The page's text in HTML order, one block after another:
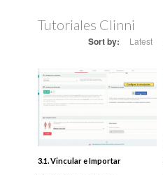
Tutoriales Clinni
Sort by: Latest
3.1. Vincular e Importar